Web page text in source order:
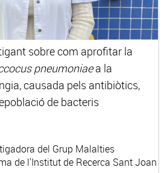
sobre com aprofitar la
pneumoniaea la
causada pels antibiòtics,
de bacteris
del Grup Malalties
de l'Institut de Recerca Sant Joan